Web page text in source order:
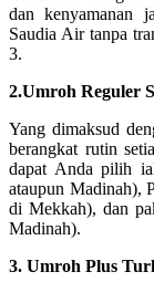
dan kenyamanan
Saudia Air tanpa
3.
2.Umroh Reguler
Yang dimaksud
berangkat rutin
dapat Anda pilih
ataupun Madinah),
di Mekkah), dan
Madinah).
3. Umroh Plus